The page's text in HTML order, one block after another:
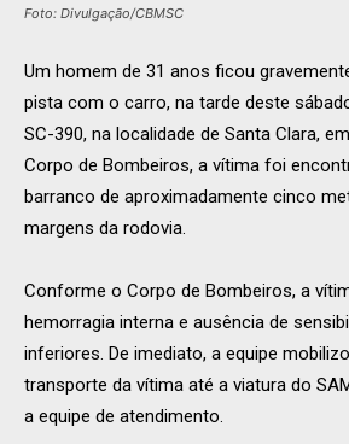
Foto: Divulgação/CBMSC
Um homem de 31 anos ficou
pista com o carro, na tarde deste
SC-390, na localidade de Santa Clara,
Corpo de Bombeiros, a vítima foi
barranco de aproximadamente cinco
margens da rodovia.
Conforme o Corpo de Bombeiros, a
hemorragia interna e ausência de
inferiores. De imediato, a equipe
transporte da vítima até a viatura do
a equipe de atendimento.